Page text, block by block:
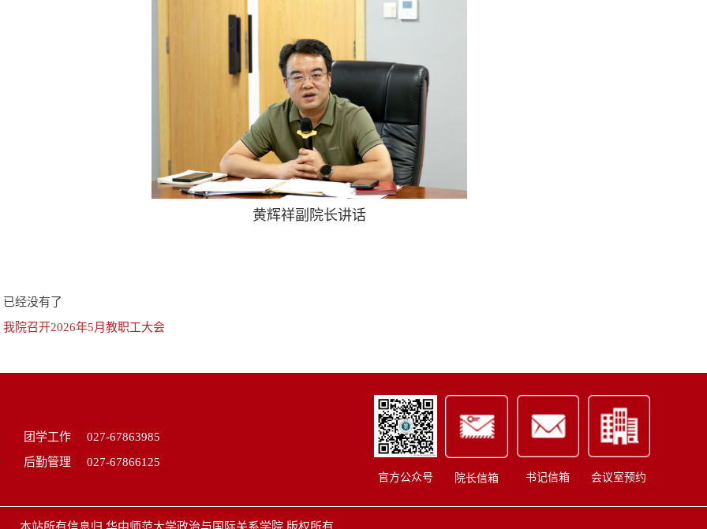
黄辉祥副院长讲话
已经没有了
我院召开2026年5月教职工大会
官方公众号 院长信箱 书记信箱 会议室预约
团学工作
027-67863985
后勤管理 027-67866125
本站所有信息归 华中师范大学政治与国际关系学院 版权所有